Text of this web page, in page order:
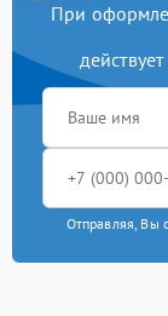
При
Отправляя, Вы